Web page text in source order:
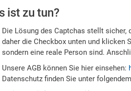
ist zu tun?
Die Lösung des Captchas stellt
daher die Checkbox unten und klicken
sondern eine reale Person sind.
Unsere AGB können Sie hier einsehen:
Datenschutz finden Sie unter